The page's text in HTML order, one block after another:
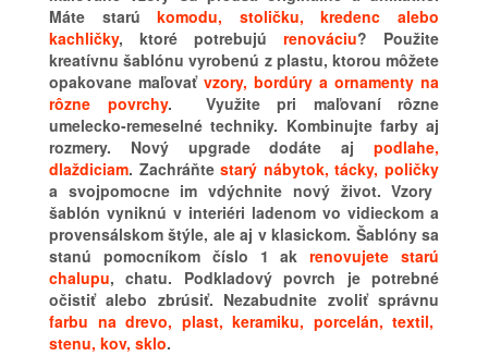
Máte starúkomodu, stoličku, kredenc alebo
kachličky, ktoré potrebujú renováciu? Použite
kreatívnu šablónu vyrobenú z plastu, ktorou môžete
opakovane maľovať vzory, bordúry a ornamenty na
rôzne povrchy. Využite pri maľovaní rôzne
umelecko-remeselné techniky. Kombinujte farby aj
rozmery. Nový upgrade dodáte aj podlahe,
dlaždiciam. Zachráňtestarý nábytok, tácky, poličky
a svojpomocne im vdýchnite nový život. Vzory
šablón vyniknú v interiéri ladenom vo vidieckom a
provensálskom štýle, ale aj v klasickom. Šablóny sa
stanú pomocníkom číslo 1 akrenovujete starú
chalupu, chatu. Podkladový povrch je potrebné
očistiť alebo zbrúsiť. Nezabudnite zvoliť správnu
farbu na drevo, plast, keramiku, porcelán, textil,
stenu, kov, sklo.